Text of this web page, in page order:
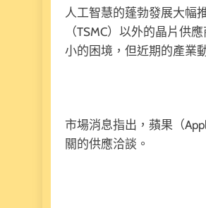
人工智慧的蓬勃發展大幅
（TSMC）以外的晶片供
小的困境，但近期的產業
市場消息指出，蘋果（
關的供應洽談。